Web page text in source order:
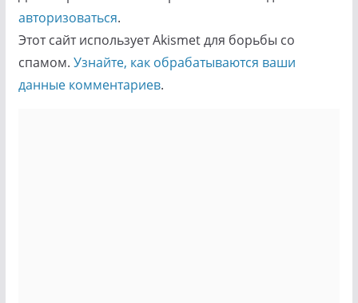
авторизоваться.
Этот сайт использует Akismet для борьбы со
спамом. Узнайте, как обрабатываются ваши
данные комментариев.